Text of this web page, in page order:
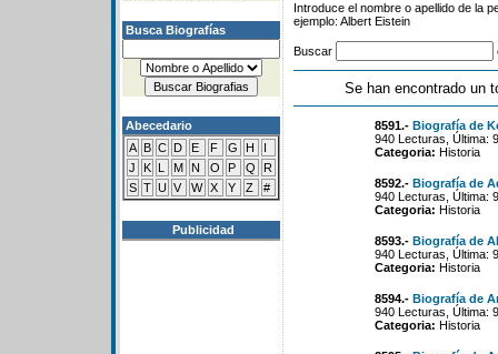
Busca Biografías
Abecedario
A B C D E F G H
I
J
K L M N O P Q
R
S T U V W X Y Z #
Publicidad
Introduce el nombre o apellido de la
ejemplo: Albert Eistein
Buscar
Se han encontrado un
8591.- Biografía de
940 Lecturas, Última:
Categoria: Historia
8592.- Biografía de
940 Lecturas, Última:
Categoria: Historia
8593.- Biografía de
940 Lecturas, Última:
Categoria: Historia
8594.- Biografía de
940 Lecturas, Última:
Categoria: Historia